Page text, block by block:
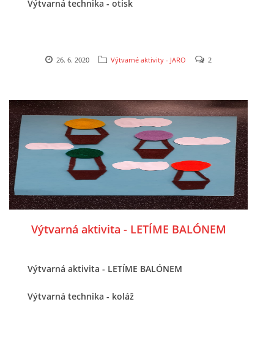
MIKULÁŠSKÁ NADÍLKA
UČTE DĚTI PROŽITKEM
ŠABLONY
SENZORY PLAY
Výtvarná technika - otisk
26. 6. 2020 Výtvarné aktivity - JARO 2
Výtvarná aktivita - LETÍME BALÓNEM
Výtvarná aktivita - LETÍME BALÓNEM
Výtvarná technika - koláž